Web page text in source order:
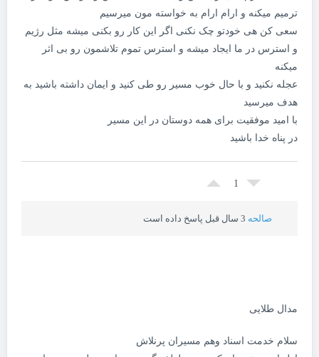
ترمیم میکنه و ارام ارام به خواسته مون میرسیم
سعی کن هی خودتو چک نکنی اگر این کار رو بکنی میشه مثل رژیم
و استرس در ما ایجاد میشه و استرس تموم تلاشمون رو بی اثر
میکنه
عجله نکنید و با حال خوب مسیر رو طی کنید و ایمان داشته باشید به
هدف میرسید
با امید موفقیت برای همه دوستان در این مسیر
در پناه خدا باشید
1
صالحه
مدال طلایی
سلام خدمت اسناد وهم مسیران پرنلاش